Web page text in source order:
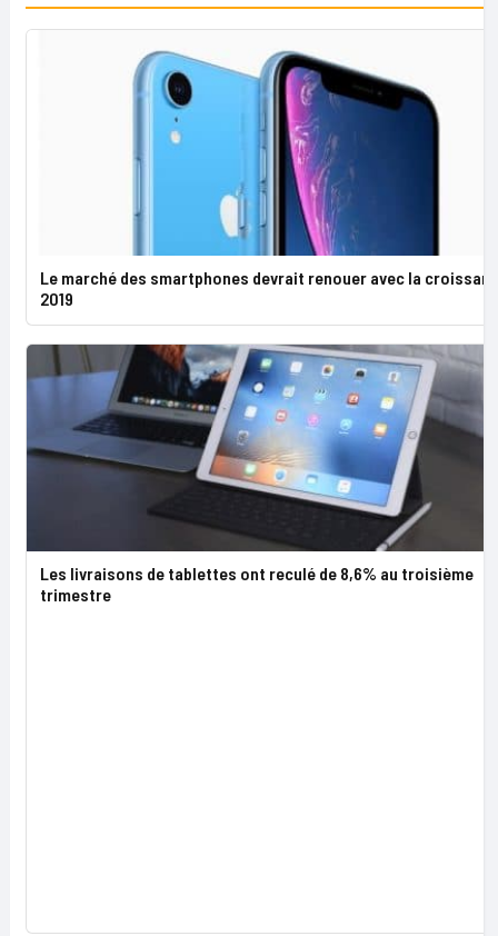
Le marché des smartphones devrait renouer avec la
2019
Les livraisons de tablettes ont reculé de 8,6% au troisième
trimestre